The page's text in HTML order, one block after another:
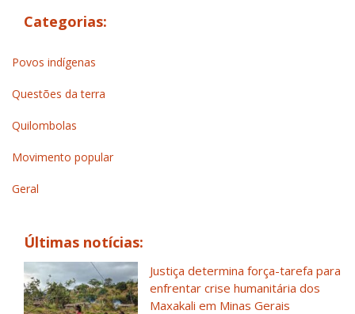
Categorias:
Povos indígenas
Questões da terra
Quilombolas
Movimento popular
Geral
Últimas notícias:
Justiça determina força-tarefa para
enfrentar crise humanitária dos
Maxakali em Minas Gerais